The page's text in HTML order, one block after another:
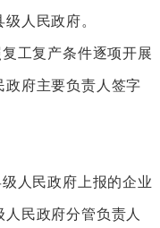
人民政府。
工复产条件逐项开展
政府主要负责人签字
人民政府上报的企业
民政府分管负责人